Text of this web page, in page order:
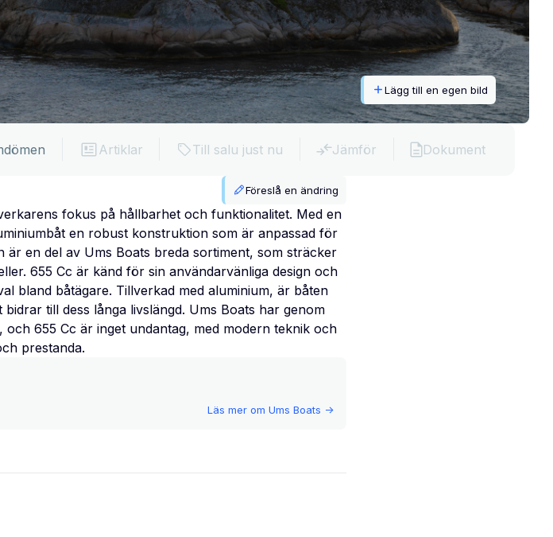
Lägg till en egen bild
Artiklar Till salu just nu Jämför Dokument
Föreslå en ändring
fokus på hållbarhet och funktionalitet. Med en
en robust konstruktion som är anpassad för
är en del av Ums Boats breda sortiment, som sträcker
655 Cc är känd för sin användarvänliga design och
bland båtägare. Tillverkad med aluminium, är båten
till dess långa livslängd. Ums Boats har genom
655 Cc är inget undantag, med modern teknik och
prestanda.
Läs mer om Ums Boats ->